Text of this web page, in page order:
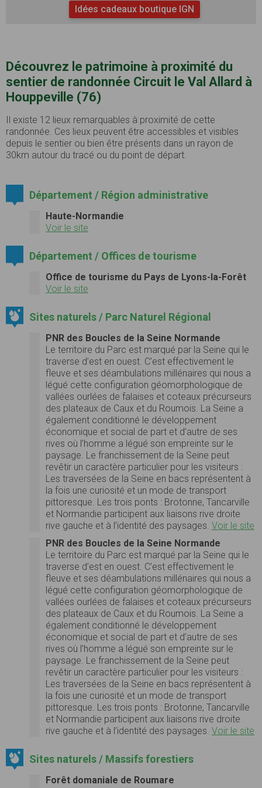
Idées cadeaux boutique IGN
Découvrez le patrimoine à proximité du
sentier de randonnée Circuit le Val Allard à
Houppeville (76)
Il existe 12 lieux remarquables à proximité de cette
randonnée. Ces lieux peuvent être accessibles et visibles
depuis le sentier ou bien être présents dans un rayon de
30km autour du tracé ou du point de départ.
Département / Région administrative
Haute-Normandie
Voir le site
Département / Offices de tourisme
Office de tourisme du Pays de Lyons-la-Forêt
Voir le site
Sites naturels / Parc Naturel Régional
PNR des Boucles de la Seine Normande
Le territoire du Parc est marqué par la Seine qui le
traverse d’est en ouest. C’est effectivement le
fleuve et ses déambulations millénaires qui nous a
légué cette configuration géomorphologique de
vallées ourlées de falaises et coteaux précurseurs
des plateaux de Caux et du Roumois. La Seine a
également conditionné le développement
économique et social de part et d’autre de ses
rives où l’homme a légué son empreinte sur le
paysage. Le franchissement de la Seine peut
revêtir un caractère particulier pour les visiteurs :
Les traversées de la Seine en bacs représentent à
la fois une curiosité et un mode de transport
pittoresque. Les trois ponts : Brotonne, Tancarville
et Normandie participent aux liaisons rive droite
rive gauche et à l’identité des paysages. Voir le site
PNR des Boucles de la Seine Normande
Le territoire du Parc est marqué par la Seine qui le
traverse d’est en ouest. C’est effectivement le
fleuve et ses déambulations millénaires qui nous a
légué cette configuration géomorphologique de
vallées ourlées de falaises et coteaux précurseurs
des plateaux de Caux et du Roumois. La Seine a
également conditionné le développement
économique et social de part et d’autre de ses
rives où l’homme a légué son empreinte sur le
paysage. Le franchissement de la Seine peut
revêtir un caractère particulier pour les visiteurs :
Les traversées de la Seine en bacs représentent à
la fois une curiosité et un mode de transport
pittoresque. Les trois ponts : Brotonne, Tancarville
et Normandie participent aux liaisons rive droite
rive gauche et à l’identité des paysages. Voir le site
Sites naturels / Massifs forestiers
Forêt domaniale de Roumare